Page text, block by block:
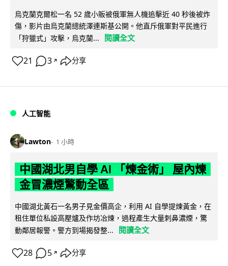
烏克蘭克爾松一名 52 歲小販被俄軍無人機追擊近 40 秒後被炸
傷，影片由烏克蘭總統澤連斯基公開。他直斥俄軍對平民進行
「狩獵式」攻擊，烏克蘭...
閱讀全文
21 3 ↗ 分享
人工智能
Lawton 1 小時
中國湖北男自學 AI 「煉金術」 屋內煉
金冒濃煙驚動全區
中國湖北黃石一名男子見金價高企，利用 AI 自學提煉黃金，在
租住單位私設高壓爐及作坊冶煉，過程產生大量刺鼻濃煙，驚
動鄰居報警。警方到場揭發整...
閱讀全文
28 5 ↗ 分享